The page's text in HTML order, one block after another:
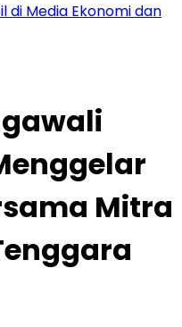
di Media Ekonomi dan
Mitra